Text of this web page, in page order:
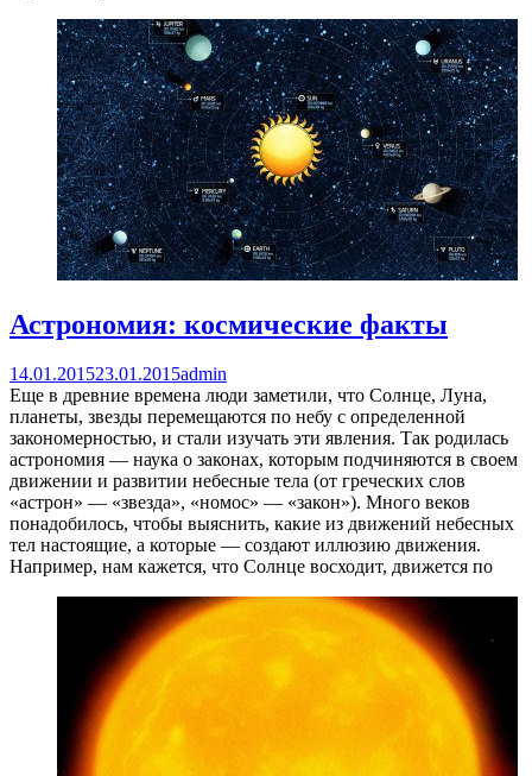
Астрономия: космические факты
14.01.201523.01.2015admin
Еще в древние времена люди заметили, что Солнце, Луна,
планеты, звезды перемещаются по небу с определенной
закономерностью, и стали изучать эти явления. Так родилась
астрономия — наука о законах, которым подчиняются в своем
движении и развитии небесные тела (от греческих слов
«астрон» — «звезда», «номос» — «закон»). Много веков
понадобилось, чтобы выяснить, какие из движений небесных
тел настоящие, а которые — создают иллюзию движения.
Например, нам кажется, что Солнце восходит, движется по